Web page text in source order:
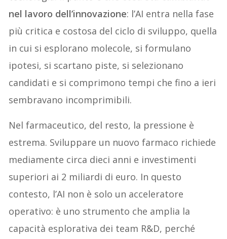
nel lavoro dell’innovazione: l’AI entra nella fase
più critica e costosa del ciclo di sviluppo, quella
in cui si esplorano molecole, si formulano
ipotesi, si scartano piste, si selezionano
candidati e si comprimono tempi che fino a ieri
sembravano incomprimibili.
Nel farmaceutico, del resto, la pressione è
estrema. Sviluppare un nuovo farmaco richiede
mediamente circa dieci anni e investimenti
superiori ai 2 miliardi di euro. In questo
contesto, l’AI non è solo un acceleratore
operativo: è uno strumento che amplia la
capacità esplorativa dei team R&D, perché